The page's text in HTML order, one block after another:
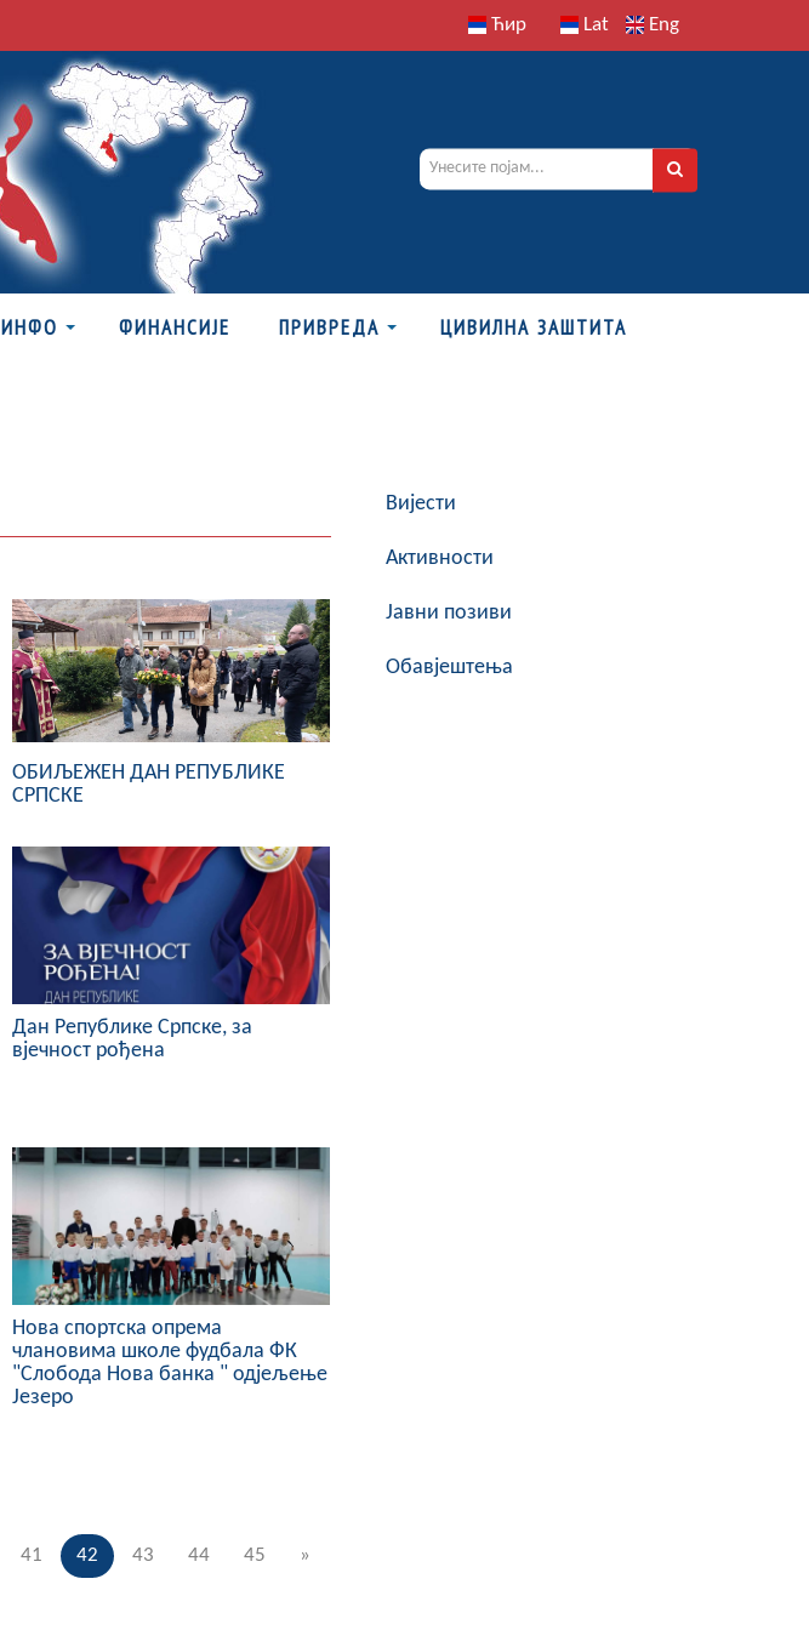
Ћир Lat Eng
ИНФО ФИНАНСИЈЕ ПРИВРЕДА ЦИВИЛНА ЗАШТИТА
ОБИЉЕЖЕН ДАН РЕПУБЛИКЕ
СРПСКЕ
Дан Републике Српске, за
вјечност рођена
Нова спортска опрема
члановима школе фудбала ФК
"Слобода Нова банка " одјељење
Језеро
41 42 43 44 45 »
Вијести
Активности
Јавни позиви
Обавјештења